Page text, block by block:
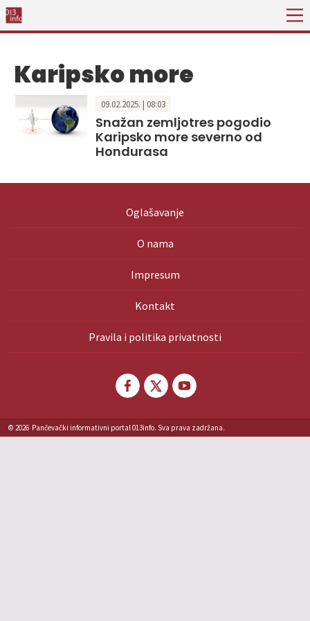
Karipsko more
09.02.2025. | 08:03
Snažan zemljotres pogodio
Karipsko more severno od
Hondurasa
Oglašavanje
O nama
Impresum
Kontakt
Pravila i politika privatnosti
© 2026 Pančevački informativni portal 013info. Sva prava zadržana.